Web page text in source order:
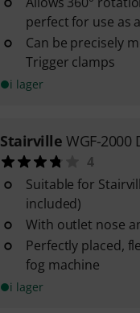
perfect for use as
Can be precisely
Trigger clamps
i lager
Stairville WGF-2000
4
Suitable for
included)
With outlet nose
Perfectly placed,
fog machine
i lager